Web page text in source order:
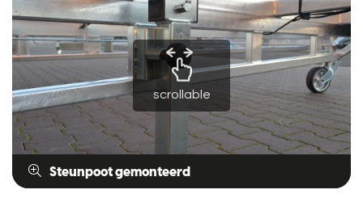
Steunpoot gemonteerd
scrollable